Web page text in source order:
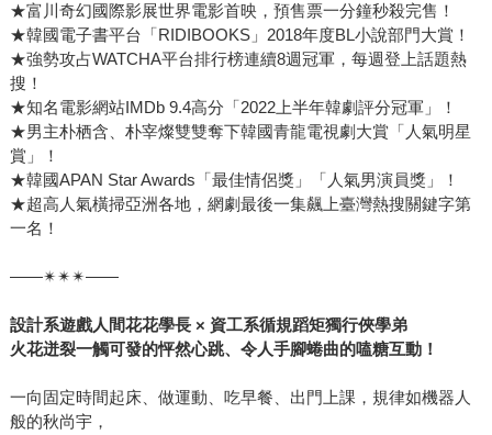
★富川奇幻國際影展世界電影首映，預售票一分鐘秒殺完售！
★韓國電子書平台「RIDIBOOKS」2018年度BL小說部門大賞！
★強勢攻占WATCHA平台排行榜連續8週冠軍，每週登上話題熱
搜！
★知名電影網站IMDb 9.4高分「2022上半年韓劇評分冠軍」！
★男主朴栖含、朴宰燦雙雙奪下韓國青龍電視劇大賞「人氣明星
賞」！
★韓國APAN Star Awards「最佳情侶獎」「人氣男演員獎」！
★超高人氣橫掃亞洲各地，網劇最後一集飆上臺灣熱搜關鍵字第
一名！
——✴✴✴——
設計系遊戲人間花花學長× 資工系循規蹈矩獨行俠學弟
火花迸裂一觸可發的怦然心跳、令人手腳蜷曲的嗑糖互動！
一向固定時間起床、做運動、吃早餐、出門上課，規律如機器人
般的秋尚宇，